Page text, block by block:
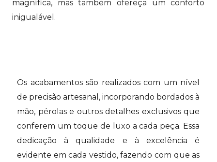
magnífica, mas também ofereça um conforto
inigualável.
Os acabamentos são realizados com um nível
de precisão artesanal, incorporando bordados à
mão, pérolas e outros detalhes exclusivos que
conferem um toque de luxo a cada peça. Essa
dedicação à qualidade e à excelência é
evidente em cada vestido, fazendo com que as